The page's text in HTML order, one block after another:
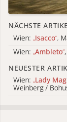
NÄCHSTE
Wien: „Isacco“,
Wien: „Ambleto“
NEUESTER
Wien: „Lady
Weinberg /